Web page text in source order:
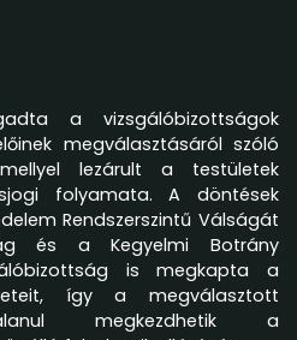
a vizsgálóbizottságok
megválasztásáról szóló
lezárult a testületek
folyamata. A döntések
Rendszerszintű Válságát
és a Kegyelmi Botrány
is megkapta a
így a megválasztott
megkezdhetik a